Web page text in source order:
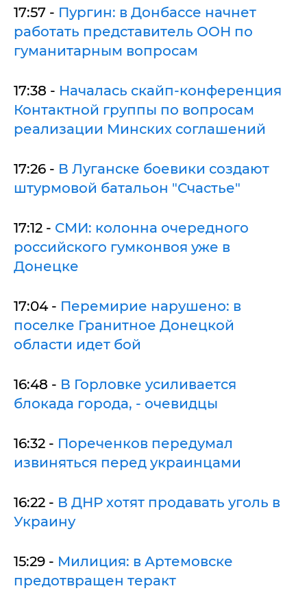
17:57 - Пургин: в Донбассе начнет
работать представитель ООН по
гуманитарным вопросам
17:38 - Началась скайп-конференция
Контактной группы по вопросам
реализации Минских соглашений
17:26 - В Луганске боевики создают
штурмовой батальон "Счастье"
17:12 - СМИ: колонна очередного
российского гумконвоя уже в
Донецке
17:04 - Перемирие нарушено: в
поселке Гранитное Донецкой
области идет бой
16:48 - В Горловке усиливается
блокада города, - очевидцы
16:32 - Пореченков передумал
извиняться перед украинцами
16:22 - В ДНР хотят продавать уголь в
Украину
15:29 - Милиция: в Артемовске
предотвращен теракт